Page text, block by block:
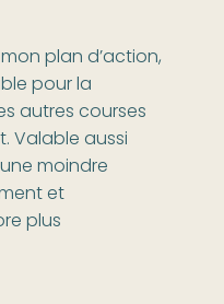
plan d’action,
pour la
autres courses
Valable aussi
moindre
et
plus